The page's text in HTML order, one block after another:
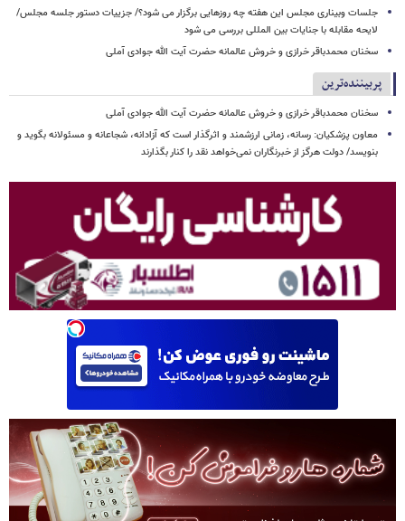
جلسات وبیناری مجلس این هفته چه روزهایی برگزار می شود؟/ جزییات دستور جلسه مجلس/
لایحه مقابله با جنایات بین المللی بررسی می شود
سخنان محمدباقر خرازی و خروش عالمانه حضرت آیت الله جوادی آملی
پربیننده‌ترین
سخنان محمدباقر خرازی و خروش عالمانه حضرت آیت الله جوادی آملی
معاون پزشکیان: رسانه، زمانی ارزشمند و اثرگذار است که آزادانه، شجاعانه و مسئولانه بگوید و
بنویسد/ دولت هرگز از خبرنگاران نمی‌خواهد نقد را کنار بگذارند